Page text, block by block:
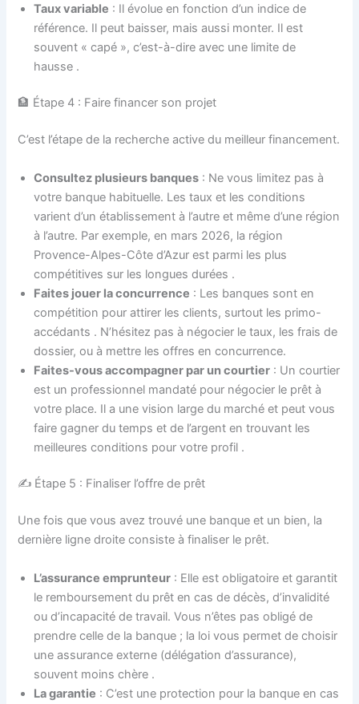
Taux variable : Il évolue en fonction d’un indice de
référence. Il peut baisser, mais aussi monter. Il est
souvent « capé », c’est-à-dire avec une limite de
hausse .
🏦 Étape 4 : Faire financer son projet
C’est l’étape de la recherche active du meilleur financement.
Consultez plusieurs banques : Ne vous limitez pas à
votre banque habituelle. Les taux et les conditions
varient d’un établissement à l’autre et même d’une région
à l’autre. Par exemple, en mars 2026, la région
Provence-Alpes-Côte d’Azur est parmi les plus
compétitives sur les longues durées .
Faites jouer la concurrence : Les banques sont en
compétition pour attirer les clients, surtout les primo-
accédants . N’hésitez pas à négocier le taux, les frais de
dossier, ou à mettre les offres en concurrence.
Faites-vous accompagner par un courtier : Un courtier
est un professionnel mandaté pour négocier le prêt à
votre place. Il a une vision large du marché et peut vous
faire gagner du temps et de l’argent en trouvant les
meilleures conditions pour votre profil .
✍️ Étape 5 : Finaliser l’offre de prêt
Une fois que vous avez trouvé une banque et un bien, la
dernière ligne droite consiste à finaliser le prêt.
L’assurance emprunteur : Elle est obligatoire et garantit
le remboursement du prêt en cas de décès, d’invalidité
ou d’incapacité de travail. Vous n’êtes pas obligé de
prendre celle de la banque ; la loi vous permet de choisir
une assurance externe (délégation d’assurance),
souvent moins chère .
La garantie : C’est une protection pour la banque en cas